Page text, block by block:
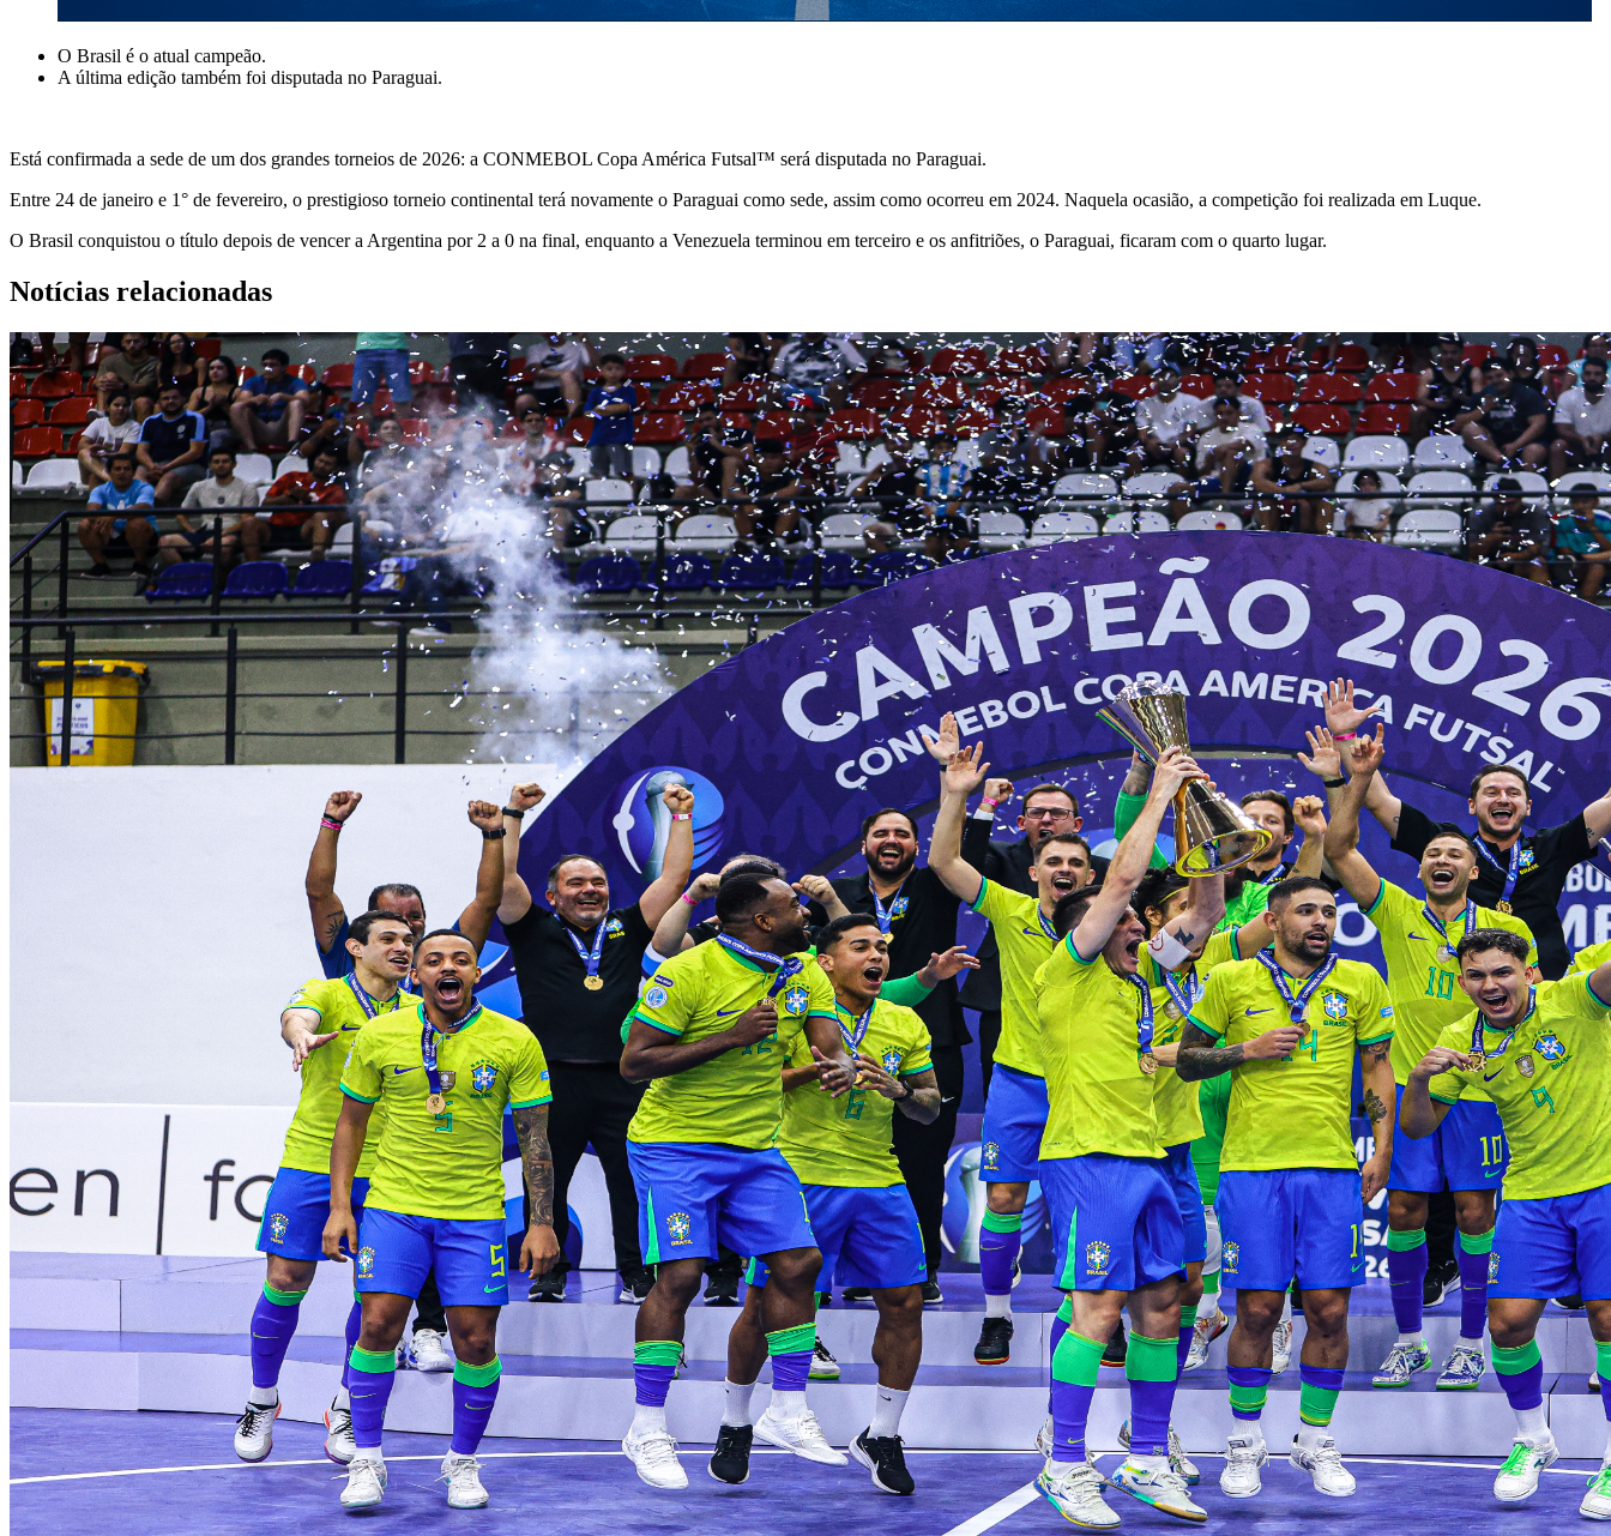
O Brasil é o atual campeão.
A última edição também foi disputada no Paraguai.
Está confirmada a sede de um dos grandes torneios de 2026: a CONMEBOL Copa América Futsal™ será disputada no Paraguai.
Entre 24 de janeiro e 1° de fevereiro, o prestigioso torneio continental terá novamente o Paraguai como sede, assim como ocorreu em 2024. Naquela ocasião, a competição foi realizada em Luque.
O Brasil conquistou o título depois de vencer a Argentina por 2 a 0 na final, enquanto a Venezuela terminou em terceiro e os anfitriões, o Paraguai, ficaram com o quarto lugar.
Notícias relacionadas